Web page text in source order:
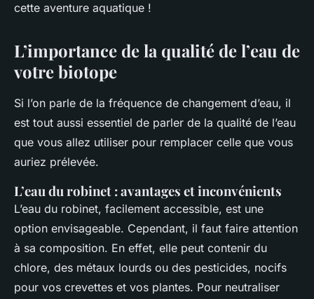
cette aventure aquatique !
L’importance de la qualité de l’eau de
votre biotope
Si l’on parle de la fréquence de changement d’eau, il
est tout aussi essentiel de parler de la qualité de l’eau
que vous allez utiliser pour remplacer celle que vous
auriez prélevée.
L’eau du robinet : avantages et inconvénients
L’eau du robinet, facilement accessible, est une
option envisageable. Cependant, il faut faire attention
à sa composition. En effet, elle peut contenir du
chlore, des métaux lourds ou des pesticides, nocifs
pour vos crevettes et vos plantes. Pour neutraliser